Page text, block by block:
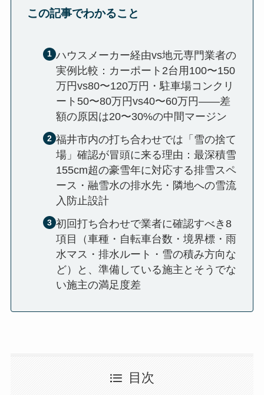
この記事でわかること
ハウスメーカー経由vs地元専門業者の
実例比較：カーポート2台用100〜150
万円vs80〜120万円・駐車場コンクリ
ート50〜80万円vs40〜60万円——差
額の原因は20〜30%の中間マージン
福井市内の打ち合わせでは「雪の捨て
場」確認が冒頭に来る理由：最深積雪
155cm超の豪雪年に対応する排雪スペ
ース・融雪水の排水先・隣地への雪流
入防止設計
初回打ち合わせで業者に確認すべき8
項目（車種・自転車台数・境界標・雨
水マス・排水ルート・雪の積み方向な
ど）と、準備している施主とそうでな
い施主の満足度差
目次